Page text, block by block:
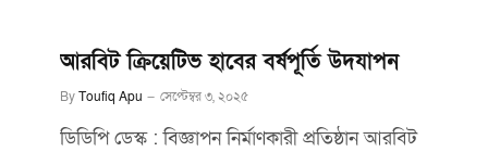
আরবিট ক্রিয়েটিভ হাবের বর্ষপূর্তি উদযাপন
ByToufiq Apu সেপ্টেম্বর ৩, ২০২৫
ডিডিপি ডেস্ক : বিজ্ঞাপন নির্মাণকারী প্রতিষ্ঠান আরবিট